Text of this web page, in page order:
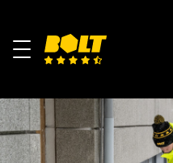
Valikko
etusivulle